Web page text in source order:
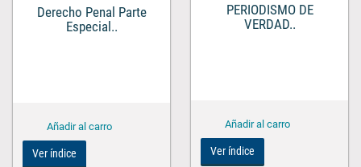
Derecho Penal Parte
Especial..
Ver índice
PERIODISMO DE
VERDAD..
Ver índice